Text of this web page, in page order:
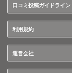
口コミ投稿ガイドライン
利用規約
運営会社